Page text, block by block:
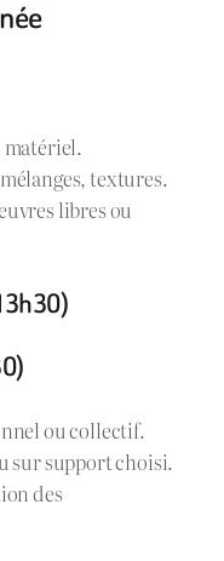
textures.
libres ou
ou collectif.
sur support choisi.
des